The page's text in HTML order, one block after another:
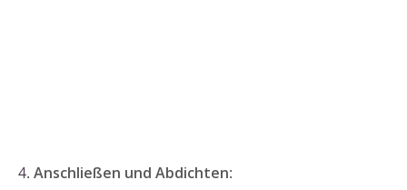
4. Anschließen und Abdichten: